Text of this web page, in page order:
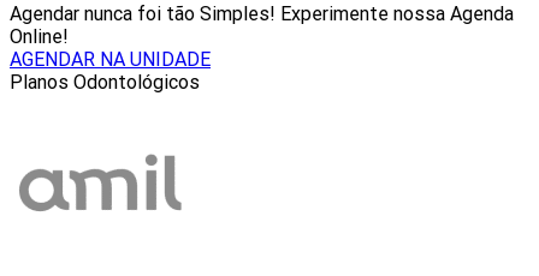
Agendar nunca foi tão Simples! Experimente nossa Agenda
Online!
AGENDAR NA UNIDADE
Planos Odontológicos